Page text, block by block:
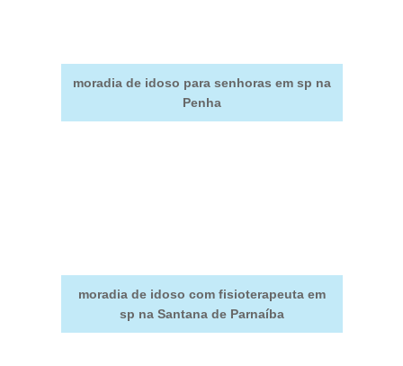
moradia de idoso para senhoras em sp na
Penha
moradia de idoso com fisioterapeuta em
sp na Santana de Parnaíba